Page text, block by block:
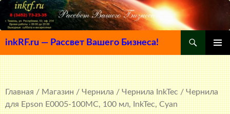
inkRF.ru — Рассвет Вашего Бизнеса!
МЕНЮ
К
СОДЕРЖИМОМУ
Главная/Магазин/Чернила/Чернила InkTec/ Чернила
для Epson E0005-100MC, 100 мл, InkTec, Cyan